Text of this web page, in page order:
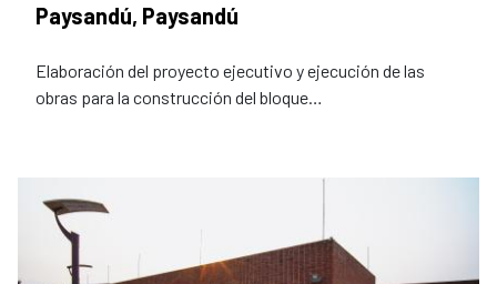
Paysandú, Paysandú
Elaboración del proyecto ejecutivo y ejecución de las
obras para la construcción del bloque…